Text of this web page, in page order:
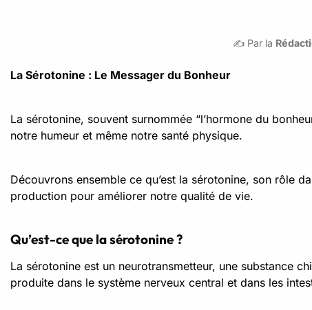
✍️ Par la
La Sérotonine : Le Messager du Bonheur
La sérotonine, souvent surnommée “l’hormone du
notre humeur et même notre santé physique.
Découvrons ensemble ce qu’est la sérotonine, son rôle
production pour améliorer notre qualité de vie.
Qu’est-ce que la sérotonine ?
La sérotonine est un neurotransmetteur, une substance
produite dans le système nerveux central et dans les